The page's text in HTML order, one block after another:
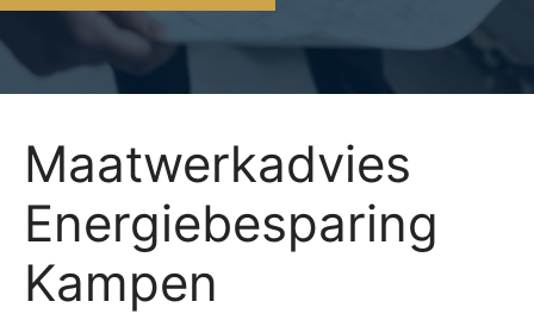
Maatwerkadvies
Energiebesparing
Kampen